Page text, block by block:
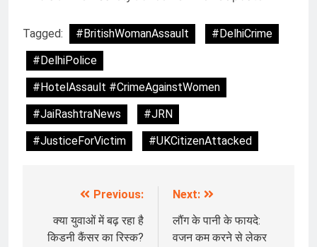
Tagged: #BritishWomanAssault
#DelhiCrime
#DelhiPolice
#HotelAssault #CrimeAgainstWomen
#JaiRashtraNews
#JRN
#JusticeForVictim
#UKCitizenAttacked
navigation
Previous:
क्या युवाओं में बढ़ रहा है
किडनी कैंसर का रिस्क?
Next:
लौंग के पानी के फायदे:
वजन कम करने से लेकर